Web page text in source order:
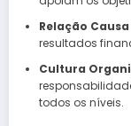
Relação
resultados
Cultura
todos os níveis.